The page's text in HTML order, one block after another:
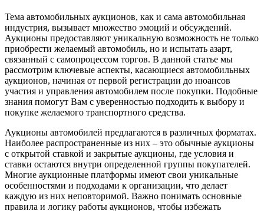
Тема автомобильных аукционов, как и сама автомобильная
индустрия, вызывает множество эмоций и обсуждений.
Аукционы предоставляют уникальную возможность не только
приобрести желаемый автомобиль, но и испытать азарт,
связанный с самопроцессом торгов. В данной статье мы
рассмотрим ключевые аспекты, касающиеся автомобильных
аукционов, начиная от первой регистрации до нюансов
участия и управления автомобилем после покупки. Подобные
знания помогут Вам с уверенностью подходить к выбору и
покупке желаемого транспортного средства.
Аукционы автомобилей предлагаются в различных форматах.
Наиболее распространенные из них – это обычные аукционы
с открытой ставкой и закрытые аукционы, где условия и
ставки остаются внутри определенной группы покупателей.
Многие аукционные платформы имеют свои уникальные
особенностями и подходами к организации, что делает
каждую из них неповторимой. Важно понимать основные
правила и логику работы аукционов, чтобы избежать